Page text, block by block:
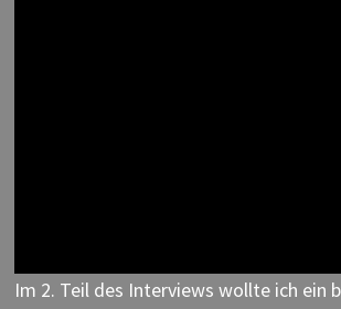
Im 2. Teil des Interviews wollte ich ein